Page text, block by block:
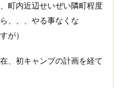
町内近辺せいぜい隣町程度
、、、やる事なくな
が）
、初キャンプの計画を経て